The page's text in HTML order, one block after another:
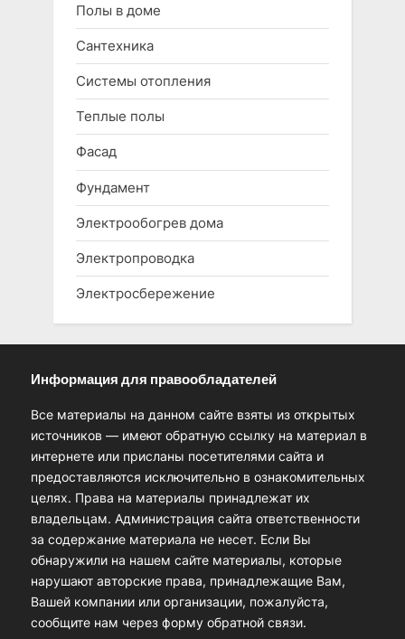
Полы в доме
Сантехника
Системы отопления
Теплые полы
Фасад
Фундамент
Электрообогрев дома
Электропроводка
Электросбережение
Информация для правообладателей
Все материалы на данном сайте взяты из открытых
источников — имеют обратную ссылку на материал в
интернете или присланы посетителями сайта и
предоставляются исключительно в ознакомительных
целях. Права на материалы принадлежат их
владельцам. Администрация сайта ответственности
за содержание материала не несет. Если Вы
обнаружили на нашем сайте материалы, которые
нарушают авторские права, принадлежащие Вам,
Вашей компании или организации, пожалуйста,
сообщите нам через форму обратной связи.